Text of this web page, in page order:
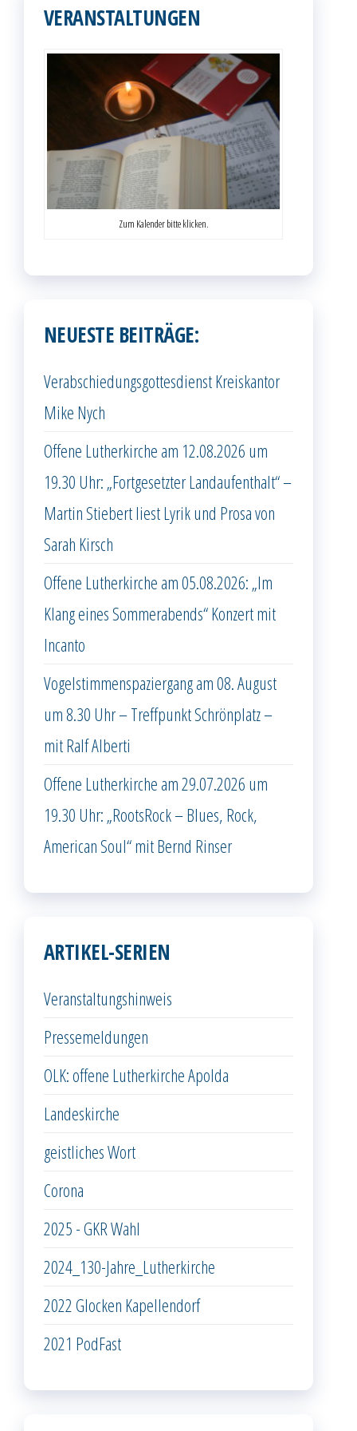
VERANSTALTUNGEN
Zum Kalender bitte klicken.
NEUESTE BEITRÄGE:
Verabschiedungsgottesdienst Kreiskantor
Mike Nych
Offene Lutherkirche am 12.08.2026 um
19.30 Uhr: „Fortgesetzter Landaufenthalt“ –
Martin Stiebert liest Lyrik und Prosa von
Sarah Kirsch
Offene Lutherkirche am 05.08.2026: „Im
Klang eines Sommerabends“ Konzert mit
Incanto
Vogelstimmenspaziergang am 08. August
um 8.30 Uhr – Treffpunkt Schrönplatz –
mit Ralf Alberti
Offene Lutherkirche am 29.07.2026 um
19.30 Uhr: „RootsRock – Blues, Rock,
American Soul“ mit Bernd Rinser
ARTIKEL-SERIEN
Veranstaltungshinweis
Pressemeldungen
OLK: offene Lutherkirche Apolda
Landeskirche
geistliches Wort
Corona
2025 - GKR Wahl
2024_130-Jahre_Lutherkirche
2022 Glocken Kapellendorf
2021 PodFast